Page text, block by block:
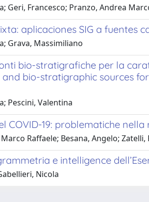
Geri, Francesco; Pranzo, Andrea
aplicaciones SIG a fuentes
Grava, Massimiliano
bio-stratigrafiche per la
bio-stratigraphic sources
Pescini, Valentina
COVID-19: problematiche
Raffaele; Besana, Angelo;
e intelligence
Nicola